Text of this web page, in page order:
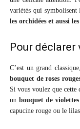
variétés qui
les orchidées et aussi les
Pour déclarer
C’est un grand
bouquet de roses
Si vous voulez que
un bouquet de violettes
capucine rouge ou le